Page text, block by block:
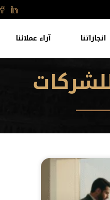
انجازاتنا آراء عملائنا